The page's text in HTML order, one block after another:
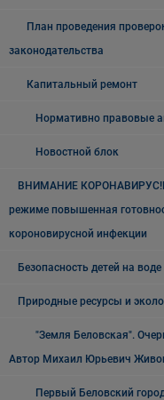
План проведения
законодательства
Капитальный ремонт
Нормативно правовые
Новостной блок
ВНИМАНИЕ
режиме повышенная
короновирусной инфекции
Безопасность детей на воде
Природные ресурсы и
"Земля Беловская".
Автор Михаил Юрьевич
Первый Беловский